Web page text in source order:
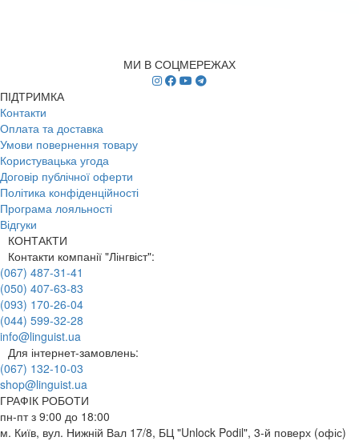
МИ В СОЦМЕРЕЖАХ
ПІДТРИМКА
Контакти
Оплата та доставка
Умови повернення товару
Користувацька угода
Договір публічної оферти
Політика конфіденційності
Програма лояльності
Відгуки
КОНТАКТИ
Контакти компанії "Лінгвіст":
(067) 487-31-41
(050) 407-63-83
(093) 170-26-04
(044) 599-32-28
info@linguist.ua
Для інтернет-замовлень:
(067) 132-10-03
shop@linguist.ua
ГРАФІК РОБОТИ
пн-пт з 9:00 до 18:00
м. Київ, вул. Нижній Вал 17/8, БЦ "Unlock Podil", 3-й поверх (офіс)